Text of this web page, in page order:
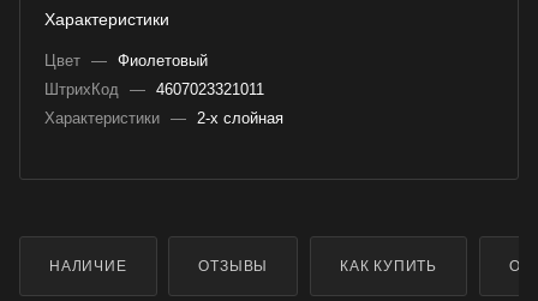
Характеристики
Цвет — Фиолетовый
ШтрихКод — 4607023321011
Характеристики — 2-х слойная
НАЛИЧИЕ ОТЗЫВЫ КАК КУПИТЬ